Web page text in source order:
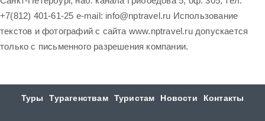
+7(812) 401-61-25 e-mail: info@nptravel.ru Использование
текстов и фотографий с сайта www.nptravel.ru допускается
только с письменного разрешения компании.
Туры Турагенствам Туристам Новости Контакты